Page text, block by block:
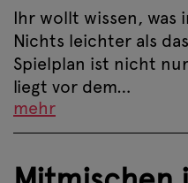
Ihr wollt wissen, was
Nichts leichter als
Spielplan ist nicht
liegt vor dem…
mehr